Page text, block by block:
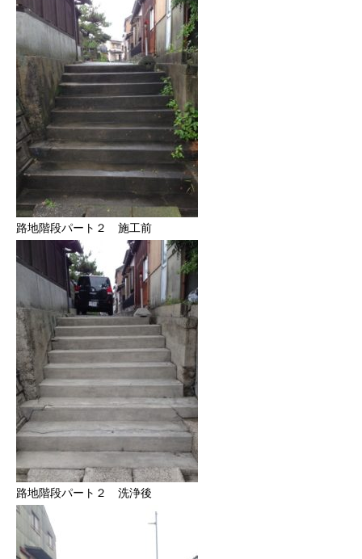
路地階段パート２ 施工前
路地階段パート２ 洗浄後